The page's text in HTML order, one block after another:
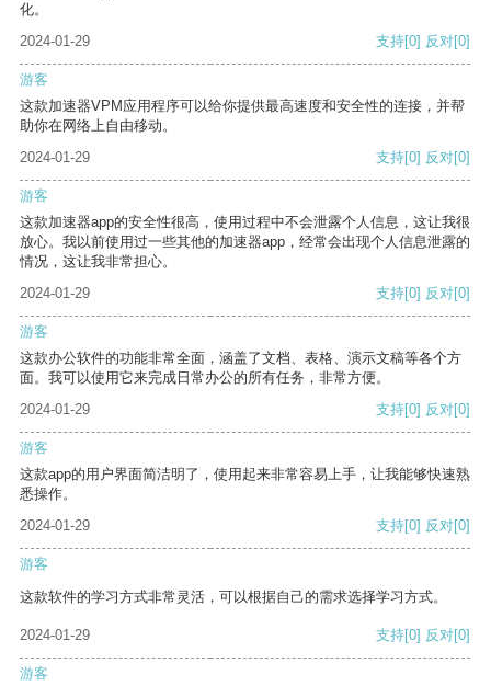
化。
2024-01-29
支持[0] 反对[0]
游客
这款加速器VPM应用程序可以给你提供最高速度和安全性的连接，并帮
助你在网络上自由移动。
2024-01-29
支持[0] 反对[0]
游客
这款加速器app的安全性很高，使用过程中不会泄露个人信息，这让我很
放心。我以前使用过一些其他的加速器app，经常会出现个人信息泄露的
情况，这让我非常担心。
2024-01-29
支持[0] 反对[0]
游客
这款办公软件的功能非常全面，涵盖了文档、表格、演示文稿等各个方
面。我可以使用它来完成日常办公的所有任务，非常方便。
2024-01-29
支持[0] 反对[0]
游客
这款app的用户界面简洁明了，使用起来非常容易上手，让我能够快速熟
悉操作。
2024-01-29
支持[0] 反对[0]
游客
这款软件的学习方式非常灵活，可以根据自己的需求选择学习方式。
2024-01-29 支持[0] 反对[0]
游客